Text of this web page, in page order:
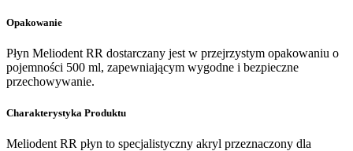
Opakowanie
Płyn Meliodent RR dostarczany jest w przejrzystym opakowaniu o
pojemności 500 ml, zapewniającym wygodne i bezpieczne
przechowywanie.
Charakterystyka Produktu
Meliodent RR płyn to specjalistyczny akryl przeznaczony dla